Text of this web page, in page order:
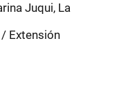
Juqui, La
Extensión